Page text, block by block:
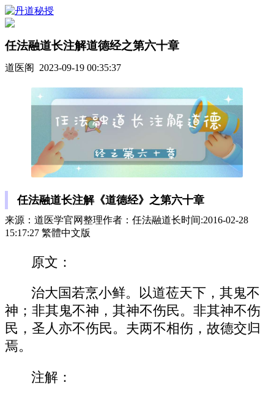
任法融道长注解道德经之第六十章
道医阁 2023-09-19 00:35:37
任法融道长注解《道德经》之第六十章
来源：道医学官网整理作者：任法融道长时间:2016-02-28
15:17:27 繁體中文版
原文：
治大国若烹小鲜。以道莅天下，其鬼不
神；非其鬼不神，其神不伤民。非其神不伤
民，圣人亦不伤民。夫两不相伤，故德交归
焉。
注解：